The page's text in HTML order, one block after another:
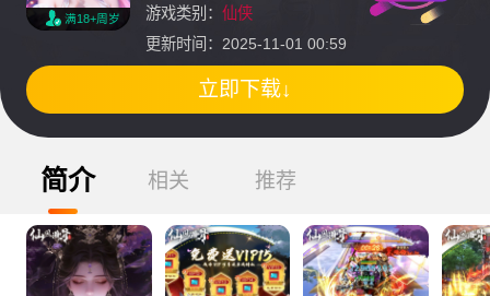
满18+周岁 游戏类别： 仙侠
更新时间：2025-11-01 00:59
立即下载↓
简介 相关 推荐